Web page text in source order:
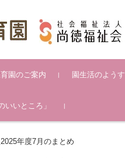
園のご案内
園の概要
ス編成・職員構成・嘱
園のしおり
者評価結果
園生活のようす
いいところ」
年度7月のまとめ